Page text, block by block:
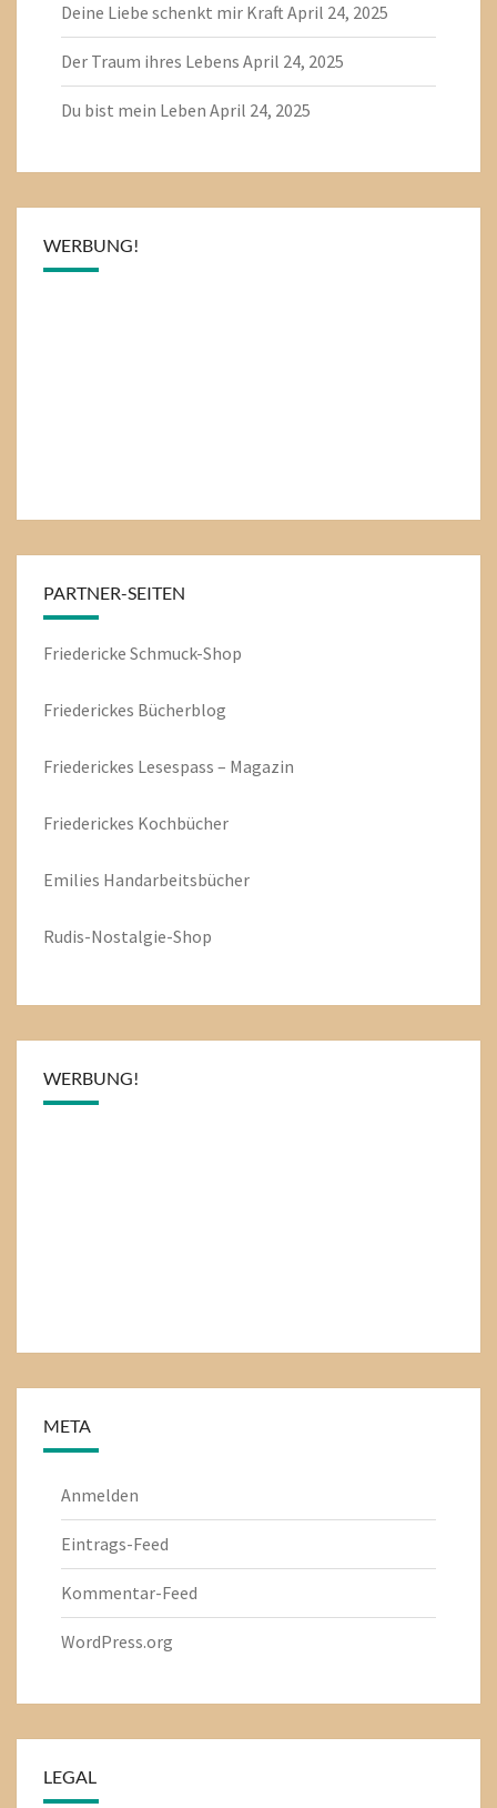
Deine Liebe schenkt mir KraftApril 24, 2025
Der Traum ihres Lebens April 24, 2025
Du bist mein Leben April 24, 2025
WERBUNG!
PARTNER-SEITEN
Friedericke Schmuck-Shop
Friederickes Bücherblog
Friederickes Lesespass – Magazin
Friederickes Kochbücher
Emilies Handarbeitsbücher
Rudis-Nostalgie-Shop
WERBUNG!
META
Anmelden
Eintrags-Feed
Kommentar-Feed
WordPress.org
LEGAL